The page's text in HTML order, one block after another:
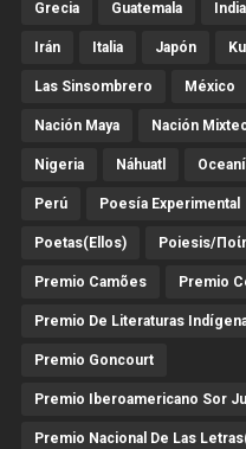
Grecia Guatemala India
Irán Italia Japón
Las Sinsombrero México
Nación Maya Nación
Nigeria Náhuatl
Perú Poesía Experimental
Poetas(Ellos) Poiesis/
Premio Camões Premio
Premio De Literaturas
Premio Goncourt
Premio Iberoamericano Sor
Premio Nacional De Las